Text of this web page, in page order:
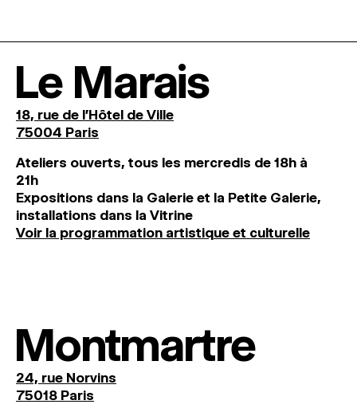
Le Marais
18, rue de l'Hôtel de Ville
75004 Paris
Ateliers ouverts, tous les mercredis de 18h à
21h
Expositions dans la Galerie et la Petite Galerie,
installations dans la Vitrine
Voir la programmation artistique et culturelle
Montmartre
24, rue Norvins
75018 Paris